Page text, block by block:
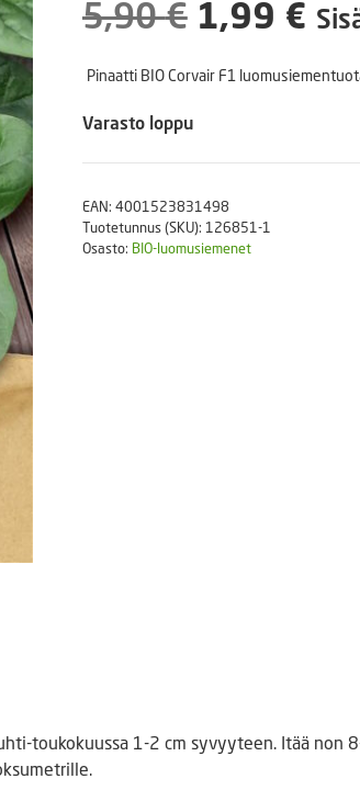
Puutarhatyökalut
5,90€
hinta
5,90 €.
1,99 €
Pinaatti BIO Corvair F1
Varasto loppu
EAN: 4001523831498
Tuotetunnus (SKU): 126851-1
Osasto: BIO-luomusiemenet
toukokuussa 1-2 cm syvyyteen. Itää